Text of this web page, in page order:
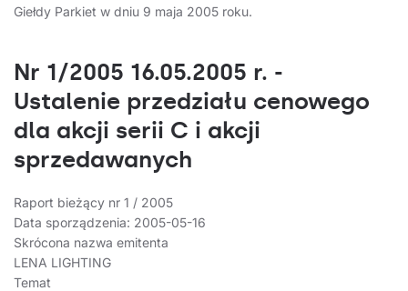
Giełdy Parkiet w dniu 9 maja 2005 roku.
Nr 1/2005 16.05.2005 r. -
Ustalenie przedziału cenowego
dla akcji serii C i akcji
sprzedawanych
Raport bieżący nr 1 / 2005
Data sporządzenia: 2005-05-16
Skrócona nazwa emitenta
LENA LIGHTING
Temat